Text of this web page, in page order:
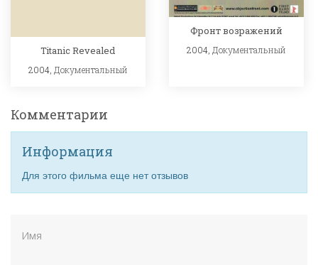
Titanic Revealed
2004, Документальный
Фронт возражений
2004, Документальный
Комментарии
Информация
Для этого фильма еще нет отзывов